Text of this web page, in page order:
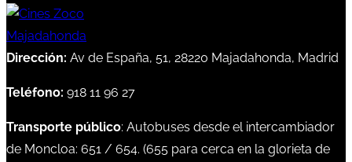
Dirección: Av de España, 51, 28220 Majadahonda, Madrid
Teléfono: 918 11 96 27
Transporte público: Autobuses desde el intercambiador
de Moncloa: 651 / 654. (655 para cerca en la glorieta de